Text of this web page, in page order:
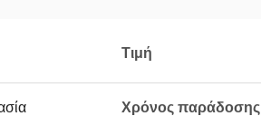
Τιμή
Χρόνος παράδοσης